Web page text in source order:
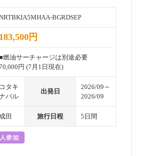
BGRDSEP
183,500円
燃油サーチャージは別途必要
円 (7月1日現在)
コタキ
バル
出発日
2026/09～
2026/09
成田 旅行日程 5日間